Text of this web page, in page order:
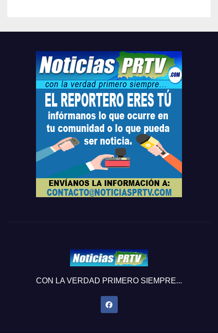
CON LA VERDAD PRIMERO SIEMPRE...